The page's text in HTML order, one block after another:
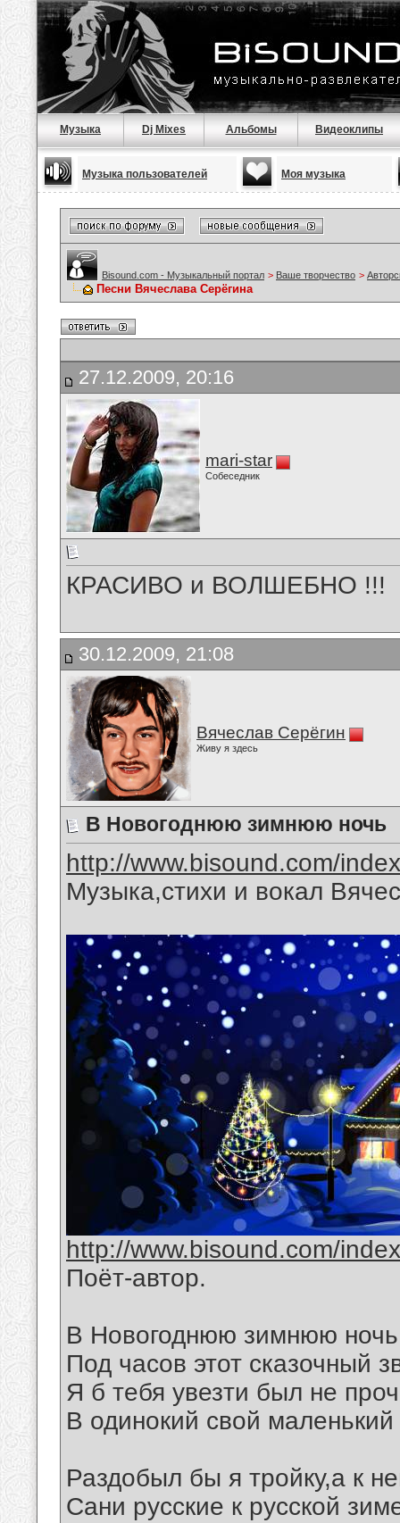
Музыка Dj Mixes Альбомы Видеоклипы
Музыка пользователей Моя музыка
Bisound.com - Музыкальный портал > Ваше творчество >
Песни Вячеслава Серёгина
27.12.2009, 20:16
mari-star
Собеседник
КРАСИВО и ВОЛШЕБНО !!!
30.12.2009, 21:08
Вячеслав Серёгин
Живу я здесь
В Новогоднюю зимнюю ночь
http://www.bisound.com/
Музыка,стихи и вокал
http://www.bisound.com/
Поёт-автор.
В Новогоднюю зимнюю
Под часов этот сказочный
Я б тебя увезти был не
В одинокий свой
Раздобыл бы я тройку,а к
Сани русские к русской